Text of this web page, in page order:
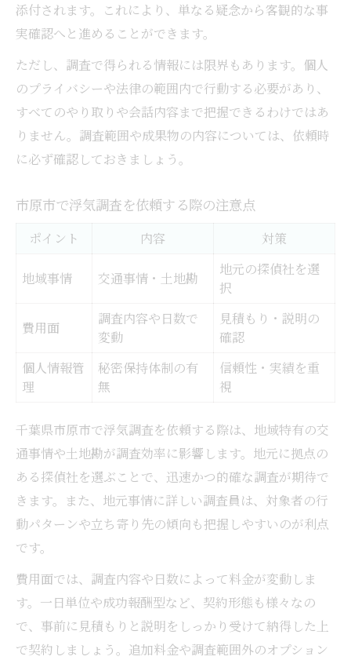
添付されます。これにより、単なる疑念から客観的な事
実確認へと進めることができます。
ただし、調査で得られる情報には限界もあります。個人
のプライバシーや法律の範囲内で行動する必要があり、
すべてのやり取りや会話内容まで把握できるわけではあ
りません。調査範囲や成果物の内容については、依頼時
に必ず確認しておきましょう。
市原市で浮気調査を依頼する際の注意点
ポイント 内容 対策
地域事情 交通事情・土地勘
地元の探偵社を選
択
費用面
調査内容や日数で
変動
見積もり・説明の
確認
個人情報管
理
秘密保持体制の有
無
信頼性・実績を重
視
千葉県市原市で浮気調査を依頼する際は、地域特有の交
通事情や土地勘が調査効率に影響します。地元に拠点の
ある探偵社を選ぶことで、迅速かつ的確な調査が期待で
きます。また、地元事情に詳しい調査員は、対象者の行
動パターンや立ち寄り先の傾向も把握しやすいのが利点
です。
費用面では、調査内容や日数によって料金が変動しま
す。一日単位や成功報酬型など、契約形態も様々なの
で、事前に見積もりと説明をしっかり受けて納得した上
で契約しましょう。追加料金や調査範囲外のオプション